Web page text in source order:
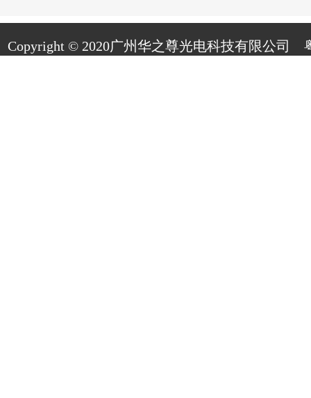
Copyright © 2020广州华之尊光电科技有限公司